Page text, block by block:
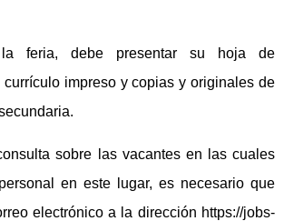
feria, debe presentar su hoja de
impreso y copias y originales de
sobre las vacantes en las cuales
en este lugar, es necesario que
electrónico a la dirección https://jobs-